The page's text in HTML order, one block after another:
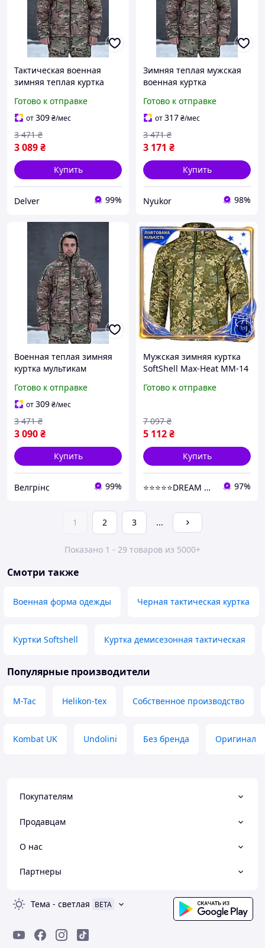
Тактическая военная
зимняя теплая куртка
Готово к отправке
от309₴/мес
3 089₴
3 471 ₴
Купить
Delver 99%
Зимняя теплая мужская
военная куртка
Готово к отправке
от317₴/мес
3 171 ₴
3 471 ₴
Купить
Nyukor 98%
Военная теплая зимняя
куртка мультикам
Готово к отправке
от309₴/мес
3 090₴
3 471 ₴
Купить
Велгрінс 99%
Мужская зимняя куртка
SoftShell Max-Heat ММ-14
военнослужащих
DM-11
Готово к отправке
5 112₴
7 097 ₴
Купить
⭐️⭐️⭐️⭐️⭐️DREAM ON SHOP 97%
1 2 3 ...
Показано 1 - 29 товаров из 5000+
Смотри также
Военная форма одежды Черная тактическая куртка
Куртки Softshell Куртка демисезонная тактическая
Популярные производители
M-Tac Helikon-tex Собственное производство
Kombat UK Undolini Без бренда Оригинал
Покупателям
Продавцам
О нас
Партнеры
Тема - светлая BETA